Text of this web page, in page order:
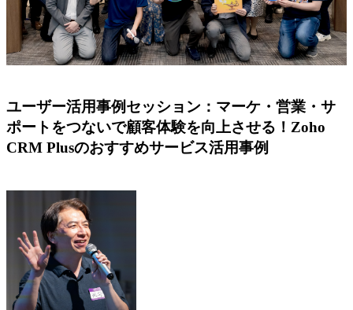
ユーザー活用事例セッション：マーケ・営業・サ
ポートをつないで顧客体験を向上させる！Zoho
CRM Plusのおすすめサービス活用事例